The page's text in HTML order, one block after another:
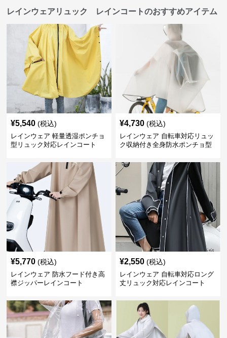
レインウェアリュック レインコートのおすすめアイテム
¥5,540 (税込)
レインウェア 軽量透湿ポンチョ
型リュック対応レインコート
¥4,730 (税込)
レインウェア 自転車対応リュッ
ク収納付き全身防水ポンチョ型
¥5,770 (税込)
レインウェア 防水フード付き高
襟ジッパーレインコート
¥2,550 (税込)
レインウェア 自転車対応ロング
丈リュック対応レインコート